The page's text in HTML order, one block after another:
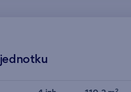
jednotku